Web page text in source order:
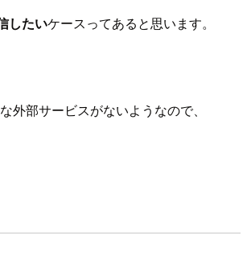
したいケースってあると思います。
部サービスがないようなので、